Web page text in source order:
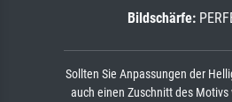
Bildschärfe:
Sollten Sie Anpassungen der
auch einen Zuschnitt des